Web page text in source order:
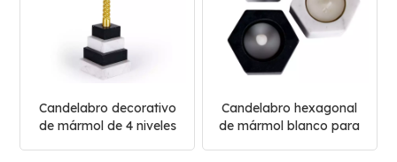
Candelabro decorativo
de mármol de 4 niveles
Candelabro hexagonal
de mármol blanco para